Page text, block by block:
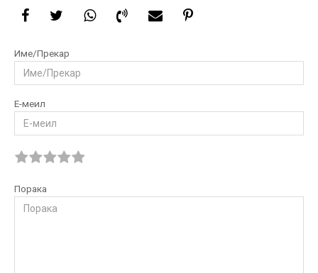
Име/Прекар
Е-меил
Порака